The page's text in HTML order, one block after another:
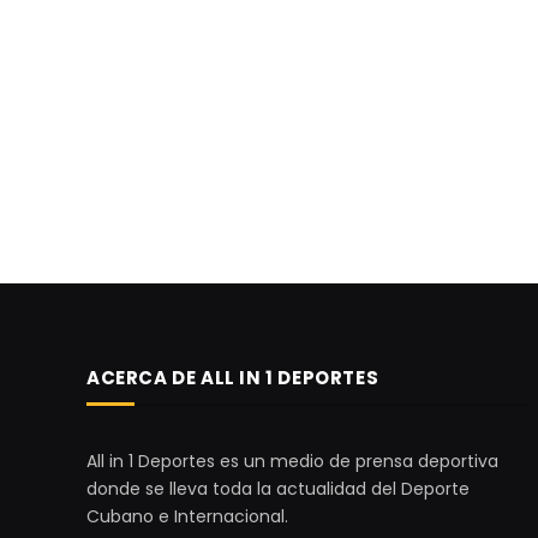
ACERCA DE ALL IN 1 DEPORTES
All in 1 Deportes es un medio de prensa deportiva
donde se lleva toda la actualidad del Deporte
Cubano e Internacional.